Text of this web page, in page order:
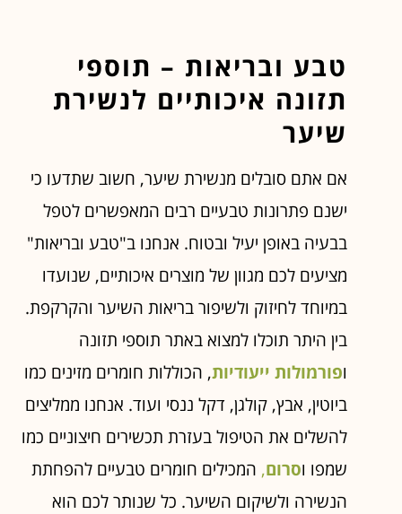
טבע ובריאות – תוספי
תזונה איכותיים לנשירת
שיער
אם אתם סובלים מנשירת שיער, חשוב שתדעו כי
ישנם פתרונות טבעיים רבים המאפשרים לטפל
בבעיה באופן יעיל ובטוח. אנחנו ב"טבע ובריאות"
מציעים לכם מגוון של מוצרים איכותיים, שנועדו
במיוחד לחיזוק ולשיפור בריאות השיער והקרקפת.
בין היתר תוכלו למצוא באתר תוספי תזונה
ופורמולות ייעודיות, הכוללות חומרים מזינים כמו
ביוטין, אבץ, קולגן, דקל ננסי ועוד. אנחנו ממליצים
להשלים את הטיפול בעזרת תכשירים חיצוניים כמו
שמפו וסרום, המכילים חומרים טבעיים להפחתת
הנשירה ולשיקום השיער. כל שנותר לכם הוא